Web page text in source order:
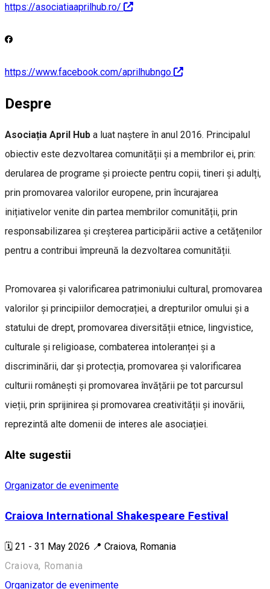
https://asociatiaaprilhub.ro/
https://www.facebook.com/aprilhubngo
Despre
Asociația April Hub a luat naștere în anul 2016. Principalul
obiectiv este dezvoltarea comunității și a membrilor ei, prin:
derularea de programe și proiecte pentru copii, tineri și adulți,
prin promovarea valorilor europene, prin încurajarea
inițiativelor venite din partea membrilor comunității, prin
responsabilizarea și creșterea participării active a cetățenilor
pentru a contribui împreună la dezvoltarea comunității.
Promovarea și valorificarea patrimoniului cultural, promovarea
valorilor și principiilor democrației, a drepturilor omului și a
statului de drept, promovarea diversității etnice, lingvistice,
culturale și religioase, combaterea intoleranței și a
discriminării, dar și protecția, promovarea și valorificarea
culturii românești și promovarea învățării pe tot parcursul
vieții, prin sprijinirea și promovarea creativității și inovării,
reprezintă alte domenii de interes ale asociației.
Alte sugestii
Organizator de evenimente
Craiova International Shakespeare Festival
🗓️ 21 - 31 May 2026 📍 Craiova, Romania
Craiova, Romania
Organizator de evenimente